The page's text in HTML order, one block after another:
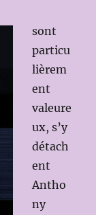
sont
particu
lièrem
ent
valeure
ux, s’y
détach
ent
Antho
ny